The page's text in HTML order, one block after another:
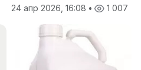
24 апр 2026, 16:08 • 1 007